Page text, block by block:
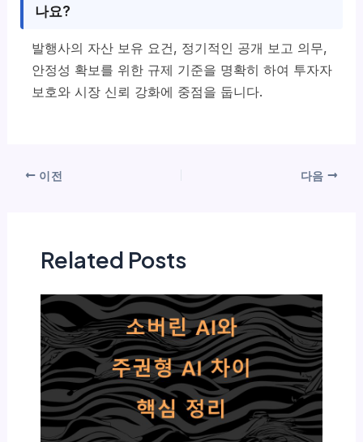
나요?
발행사의 자산 보유 요건, 정기적인 공개 보고 의무,
안정성 확보를 위한 규제 기준을 명확히 하여 투자자
보호와 시장 신뢰 강화에 중점을 둡니다.
이전 다음
Related Posts